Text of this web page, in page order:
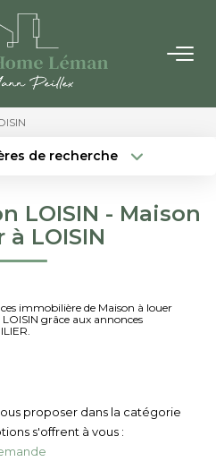
Équipe
de recherche
Budget max
LOISIN - Maison
à LOISIN
immobilière de Maison à louer
grâce aux annonces
proposer dans la catégorie
s'offrent à vous :